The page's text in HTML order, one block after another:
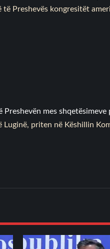
Preshevës kongresitët
mes
Luginë, priten në Këshillin